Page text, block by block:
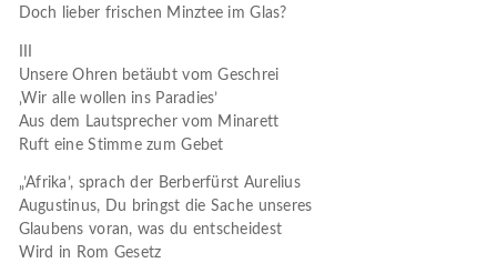
Doch lieber frischen Minztee im Glas?
Unsere Ohren betäubt vom Geschrei
‚Wir alle wollen ins Paradies’
Aus dem Lautsprecher vom Minarett
Ruft eine Stimme zum Gebet
„’Afrika’, sprach der Berberfürst Aurelius
Augustinus, Du bringst die Sache unseres
Glaubens voran, was du entscheidest
Wird in Rom Gesetz